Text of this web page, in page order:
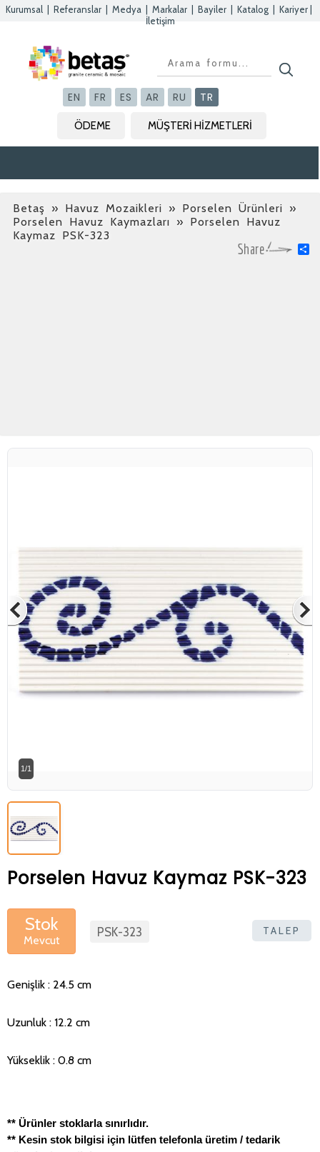
Kurumsal Referanslar Medya Markalar Bayiler Katalog Kariyer
İletişim
EN FR ES AR RU TR
ÖDEME MÜŞTERİ HİZMETLERİ
Betaş » Havuz Mozaikleri » Porselen Ürünleri »
Porselen Havuz Kaymazları » Porselen Havuz
Kaymaz PSK-323
1/1
Porselen Havuz Kaymaz PSK-323
Stok
Mevcut
PSK-323 TALEP
Genişlik : 24.5 cm
Uzunluk : 12.2 cm
Yükseklik : 0.8 cm
** Ürünler stoklarla sınırlıdır.
** Kesin stok bilgisi için lütfen telefonla üretim / tedarik
Betaş Cam Mozaik
Betaş Cam Mozik olarak tam zamanlı
meslektaşlar arıyoruz. Özgeçmişlerinizi
gönderdikten sonra tarafımıza bilgi